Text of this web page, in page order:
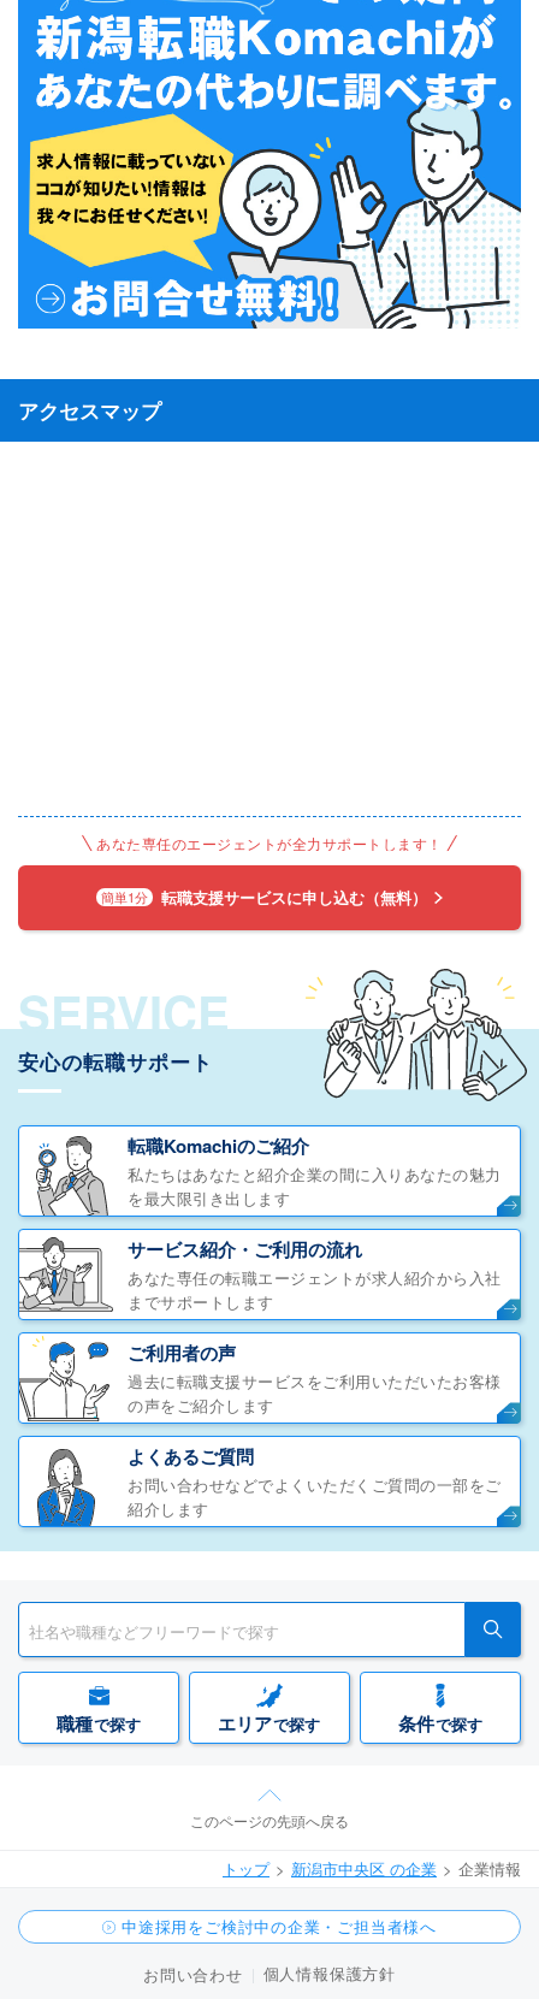
アクセスマップ
あなた専任のエージェントが全力サポートします！
簡単1分 転職支援サービスに申し込む（無料）
SERVICE
安心の転職サポート
転職Komachiのご紹介
私たちはあなたと紹介企業の間に入りあなたの魅力
を最大限引き出します
サービス紹介・ご利用の流れ
あなた専任の転職エージェントが求人紹介から入社
までサポートします
ご利用者の声
過去に転職支援サービスをご利用いただいたお客様
の声をご紹介します
よくあるご質問
お問い合わせなどでよくいただくご質問の一部をご
紹介します
職種で探す エリアで探す 条件で探す
このページの先頭へ戻る
トップ 新潟市中央区 の企業 企業情報
中途採用をご検討中の企業・ご担当者様へ
お問い合わせ 個人情報保護方針